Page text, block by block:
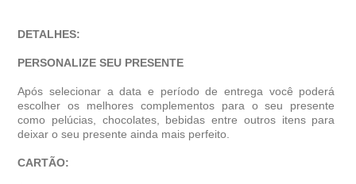
DETALHES:
PERSONALIZE SEU PRESENTE
Após selecionar a data e período de entrega você poder
escolher os melhores complementos para o seu presente
como pelúcias, chocolates, bebidas entre outros itens para
deixar o seu presente ainda mais perfeito.
CARTÃO: